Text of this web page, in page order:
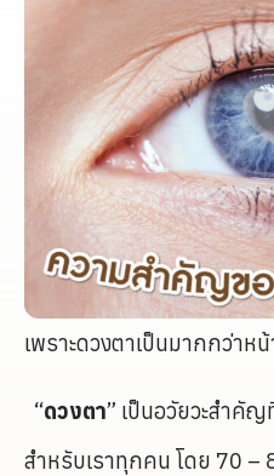
เพราะดวงตาเป็นมากกว่าห
“ดวงตา” เป็นอวัยวะสำคั
สำหรับเราทุกคน โดย 70 –